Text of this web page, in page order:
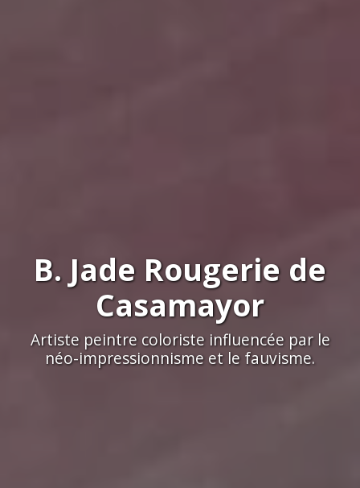
B. Jade Rougerie de
Casamayor
Artiste peintre coloriste influencée par le
néo-impressionnisme et le fauvisme.